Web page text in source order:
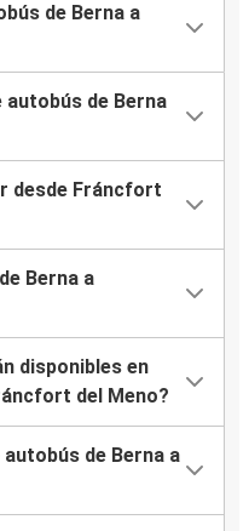
de Berna a
autobús de Berna
desde Fráncfort
Berna a
disponibles en
del Meno?
de Berna a